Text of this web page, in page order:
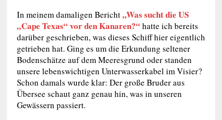
In meinem damaligen Bericht„Was sucht die US
„Cape Texas“ vor den Kanaren?“hatte ich bereits
darüber geschrieben, was dieses Schiff hier eigentlich
getrieben hat. Ging es um die Erkundung seltener
Bodenschätze auf dem Meeresgrund oder standen
unsere lebenswichtigen Unterwasserkabel im Visier?
Schon damals wurde klar: Der große Bruder aus
Übersee schaut ganz genau hin, was in unseren
Gewässern passiert.